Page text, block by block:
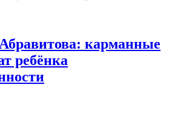
карманные
ребёнка